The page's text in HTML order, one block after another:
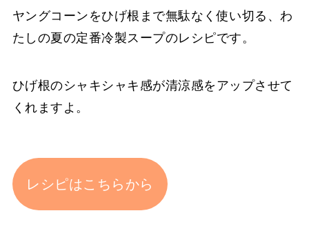
ヤングコーンをひげ根まで無駄なく使い切る、わ
たしの夏の定番冷製スープのレシピです。
ひげ根のシャキシャキ感が清涼感をアップさせて
くれますよ。
レシピはこちらから